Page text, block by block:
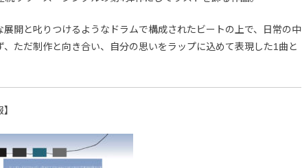
展開と叱りつけるようなドラムで構成されたビートの上で、日常の中
、ただ制作と向き合い、自分の思いをラップに込めて表現した1曲と